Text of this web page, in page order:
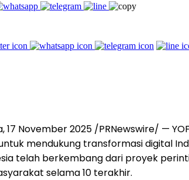
,17 November 2025 /PRNewswire/ —
mendukung transformasi digital
telah berkembang dari proyek
selama 10 terakhir.